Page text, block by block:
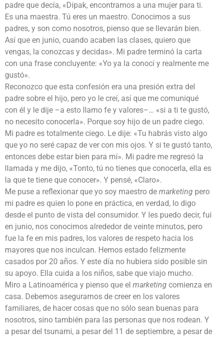
padre que decía, «Dipak, encontramos a una mujer para ti.
Es una maestra. Tú eres un maestro. Conocimos a sus
padres, y son como nosotros, pienso que se llevarán bien.
Así que en junio, cuando acaben las clases, quiero que
vengas, la conozcas y decidas». Mi padre terminó la carta
con una frase concluyente: «Yo ya la conocí y realmente me
gustó».
Reconozco que esta confesión era una presión extra del
padre sobre el hijo, pero yo le creí, así que me comuniqué
con él y le dije –a esto llamo fe y valores–… «si a ti te gustó,
no necesito conocerla». Porque soy hijo de un padre ciego.
Mi padre es totalmente ciego. Le dije: «Tu habrás visto algo
que yo no seré capaz de ver con mis ojos. Y si te gustó tanto,
entonces debe estar bien para mí». Mi padre me regresó la
llamada y me dijo, «Tonto, tú no tienes que conocerla, ella es
la que te tiene que conocer». Y pensé, «Claro».
Me puse a reflexionar que yo soy maestro de marketing pero
mi padre es quien lo pone en práctica, en verdad, lo digo
desde el punto de vista del consumidor. Y les puedo decir, fui
en junio, nos conocimos alrededor de veinte minutos, pero
fue la fe en mis padres, los valores de respeto hacia los
mayores que nos inculcan. Hemos estado felizmente
casados por 20 años. Y este día no hubiera sido posible sin
su apoyo. Ella cuida a los niños, sabe que viajo mucho.
Miro a Latinoamérica y pienso que el marketing comienza en
casa. Debemos asegurarnos de creer en los valores
familiares, de hacer cosas que no sólo sean buenas para
nosotros, sino también para las personas que nos rodean. Y
a pesar del tsunami, a pesar del 11 de septiembre, a pesar de